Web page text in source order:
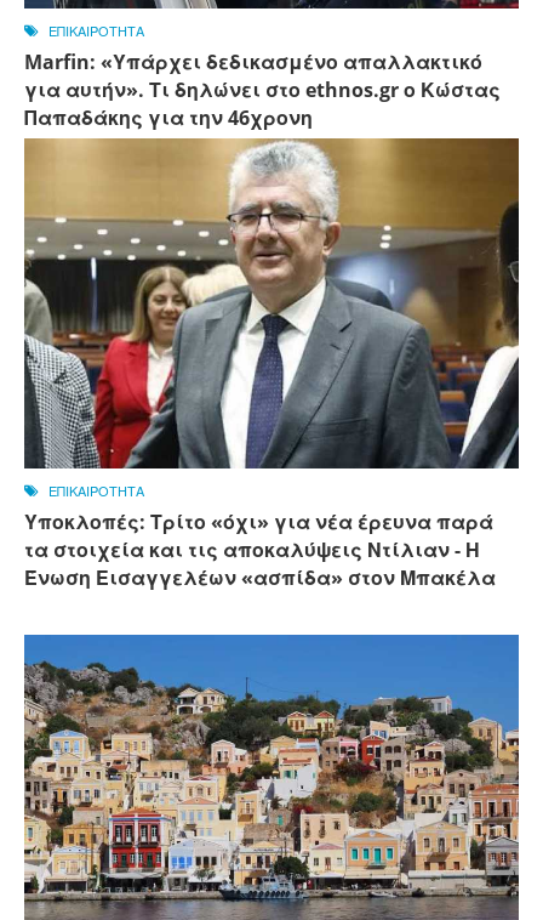
ΕΠΙΚΑΙΡΟΤΗΤΑ
Marfin: «Υπάρχει δεδικασμένο απαλλακτικό
για αυτήν». Τι δηλώνει στο ethnos.gr ο Κώστας
Παπαδάκης για την 46χρονη
ΕΠΙΚΑΙΡΟΤΗΤΑ
Υποκλοπές: Τρίτο «όχι» για νέα έρευνα παρά
τα στοιχεία και τις αποκαλύψεις Ντίλιαν - Η
Ένωση Εισαγγελέων «ασπίδα» στον Μπακέλα